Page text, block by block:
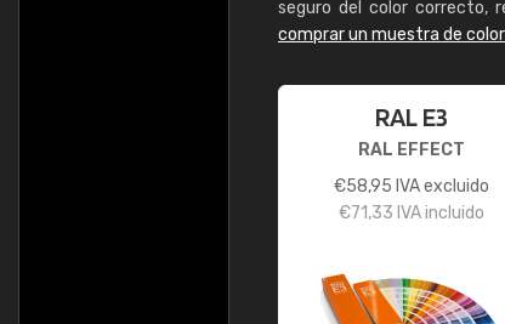
seguro del color correcto,
comprar un muestra de
RAL E3
RAL EFFECT
€58,95 IVA excluido
€71,33 IVA incluido